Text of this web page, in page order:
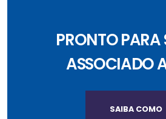
PRONTO PARA
ASSOCIADO
SAIBA COMO